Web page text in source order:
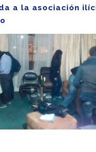
a la asociación